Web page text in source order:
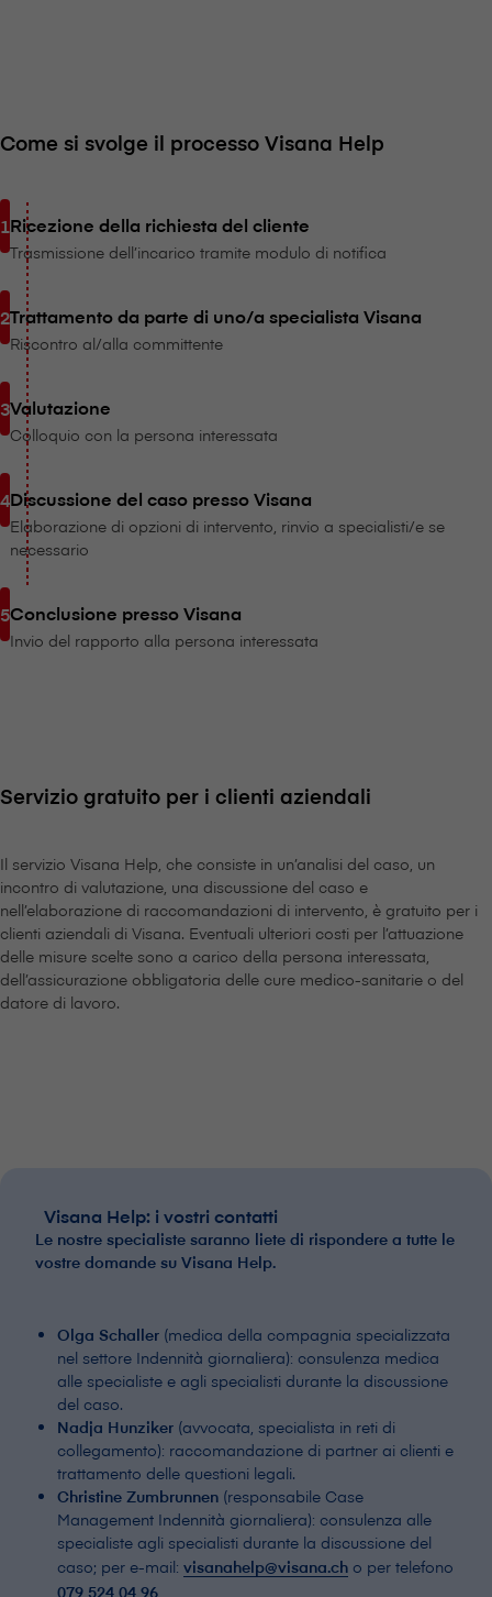
Come si svolge il processo V⁠i⁠s⁠a⁠n⁠a Help
Ricezione della richiesta del cliente
Trasmissione dell’incarico tramite modulo di notifica
Trattamento da parte di uno/a specialista V⁠i⁠s⁠a⁠n⁠a
Riscontro al/alla committente
Valutazione
Colloquio con la persona interessata
Discussione del caso presso V⁠i⁠s⁠a⁠n⁠a
Elaborazione di opzioni di intervento, rinvio a specialisti/e se
necessario
Conclusione presso V⁠i⁠s⁠a⁠n⁠a
Invio del rapporto alla persona interessata
Servizio gratuito per i clienti aziendali
Il servizio V⁠i⁠s⁠a⁠n⁠a Help, che consiste in un’analisi del caso, un
incontro di valutazione, una discussione del caso e
nell’elaborazione di raccomandazioni di intervento, è gratuito per i
clienti aziendali di V⁠i⁠s⁠a⁠n⁠a. Eventuali ulteriori costi per l’attuazione
delle misure scelte sono a carico della persona interessata,
dell’assicurazione obbligatoria delle cure medico-sanitarie o del
datore di lavoro.
V⁠i⁠s⁠a⁠n⁠a Help: i vostri contatti
Le nostre specialiste saranno liete di rispondere a tutte le
vostre domande su V⁠i⁠s⁠a⁠n⁠a Help.
Olga Schaller (medica della compagnia specializzata
nel settore Indennità giornaliera): consulenza medica
alle specialiste e agli specialisti durante la discussione
del caso.
Nadja Hunziker (avvocata, specialista in reti di
collegamento): raccomandazione di partner ai clienti e
trattamento delle questioni legali.
Christine Zumbrunnen (responsabile Case
Management Indennità giornaliera): consulenza alle
specialiste agli specialisti durante la discussione del
caso; per e-mail: visanahelp@visana.ch o per telefono
079 524 04 96